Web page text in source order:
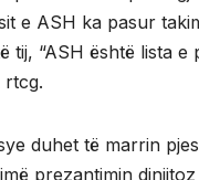
e ASH ka pasur
tij, “ASH është lista
rtcg.
duhet të marrin
prezantimin